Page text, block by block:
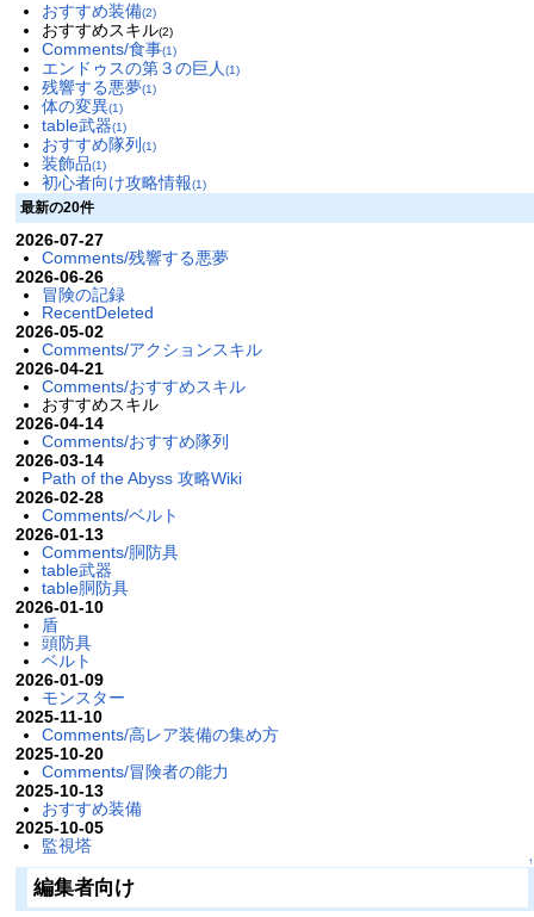
おすすめ装備(2)
おすすめスキル(2)
Comments/食事(1)
エンドゥスの第３の巨人(1)
残響する悪夢(1)
体の変異(1)
table武器(1)
おすすめ隊列 (1)
装飾品(1)
初心者向け攻略情報(1)
最新の20件
2026-07-27
Comments/残響する悪夢
2026-06-26
冒険の記録
RecentDeleted
2026-05-02
Comments/アクションスキル
2026-04-21
Comments/おすすめスキル
おすすめスキル
2026-04-14
Comments/おすすめ隊列
2026-03-14
Path of the Abyss 攻略Wiki
2026-02-28
Comments/ベルト
2026-01-13
Comments/胴防具
table武器
table胴防具
2026-01-10
盾
頭防具
ベルト
2026-01-09
モンスター
2025-11-10
Comments/高レア装備の集め方
2025-10-20
Comments/冒険者の能力
2025-10-13
おすすめ装備
2025-10-05
監視塔
↑
編集者向け